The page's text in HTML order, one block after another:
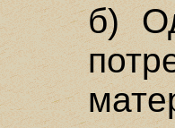
б)